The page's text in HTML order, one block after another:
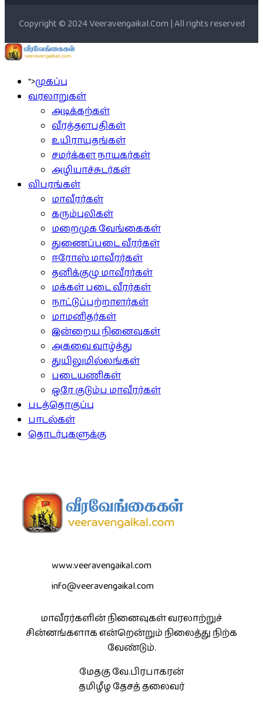
Copyright © 2024 Veeravengaikal.Com | All rights reserved
">முகப்பு
வரலாறுகள்
அடிக்கற்கள்
வீரத்தளபதிகள்
உயிராயுதங்கள்
சமர்க்கள நாயகர்கள்
அழியாச்சுடர்கள்
விபரங்கள்
மாவீரர்கள்
கரும்புலிகள்
மறைமுக வேங்கைகள்
துணைப்படை வீரர்கள்
ஈரோஸ் மாவீரர்கள்
தனிக்குழு மாவீரர்கள்
மக்கள் படை வீரர்கள்
நாட்டுப்பற்றாளர்கள்
மாமனிதர்கள்
இன்றைய நினைவுகள்
அகவை வாழ்த்து
துயிலுமில்லங்கள்
படையணிகள்
ஒரே குடும்ப மாவீரர்கள்
படத்தொகுப்பு
பாடல்கள்
தொடர்புகளுக்கு
www.veeravengaikal.com
info@veeravengaikal.com
மாவீரர்களின் நினைவுகள் வரலாற்றுச்
சின்னங்களாக என்றென்றும் நிலைத்து நிற்க
வேண்டும்.
மேதகு வே.பிரபாகரன்
தமிழீழ தேசத் தலைவர்